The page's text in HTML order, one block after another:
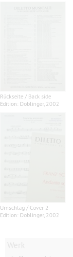
Rückseite / Back side
Edition: Doblinger, 2002
Umschlag / Cover 2
Edition: Doblinger, 2002